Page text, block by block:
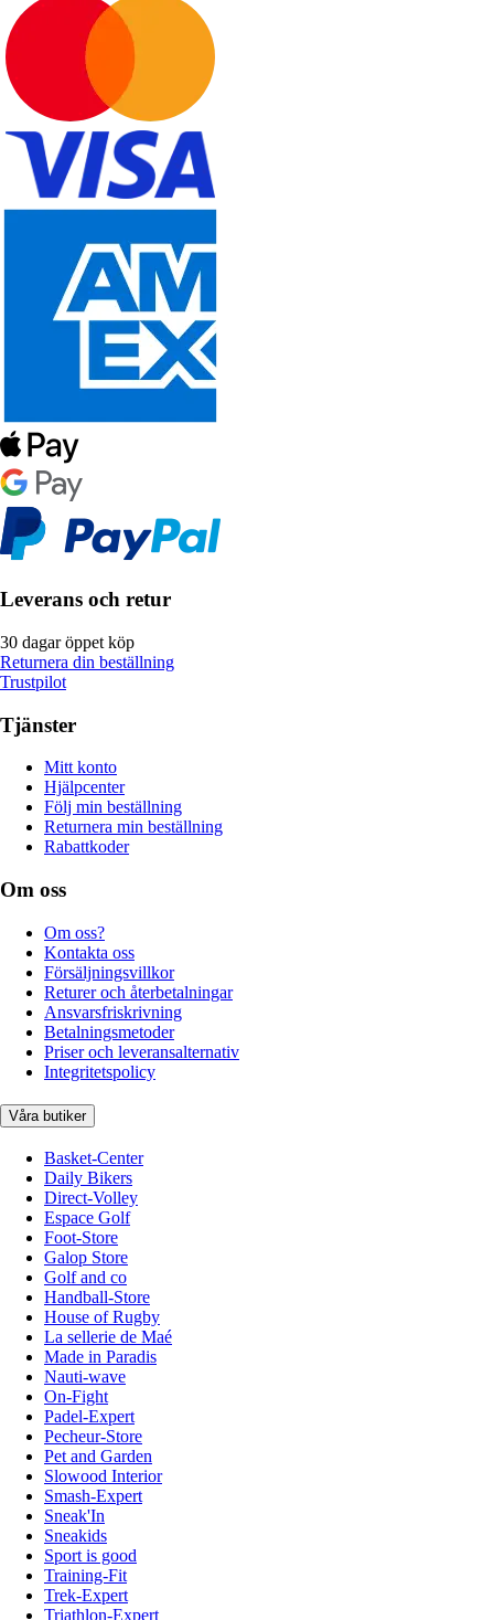
Leverans och retur
30 dagar öppet köp
Returnera din beställning
Trustpilot
Tjänster
Mitt konto
Hjälpcenter
Följ min beställning
Returnera min beställning
Rabattkoder
Om oss
Om oss?
Kontakta oss
Försäljningsvillkor
Returer och återbetalningar
Ansvarsfriskrivning
Betalningsmetoder
Priser och leveransalternativ
Integritetspolicy
Våra butiker
Basket-Center
Daily Bikers
Direct-Volley
Espace Golf
Foot-Store
Galop Store
Golf and co
Handball-Store
House of Rugby
La sellerie de Maé
Made in Paradis
Nauti-wave
On-Fight
Padel-Expert
Pecheur-Store
Pet and Garden
Slowood Interior
Smash-Expert
Sneak'In
Sneakids
Sport is good
Training-Fit
Trek-Expert
Triathlon-Expert